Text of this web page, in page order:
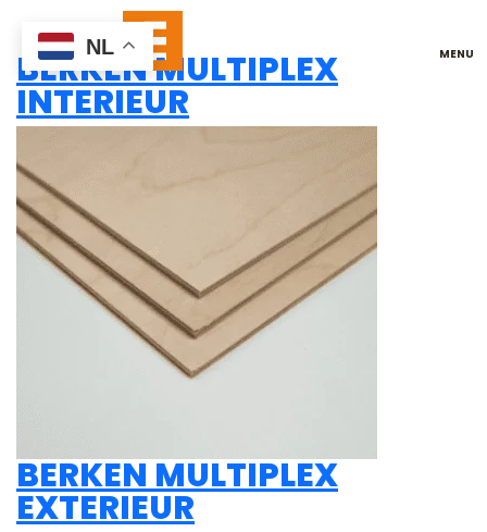
NEE
BERKEN MULTIPLEX
INTERIEUR
BERKEN MULTIPLEX
EXTERIEUR
NL